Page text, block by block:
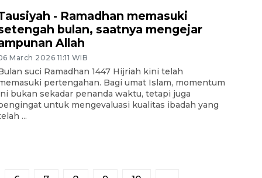
- Ramadhan memasuki
bulan, saatnya mengejar
Allah
March 2026 11:11 WIB
suci Ramadhan 1447 Hijriah kini telah
pertengahan. Bagi umat Islam, momentum
bukan sekadar penanda waktu, tetapi juga
untuk mengevaluasi kualitas ibadah yang
...